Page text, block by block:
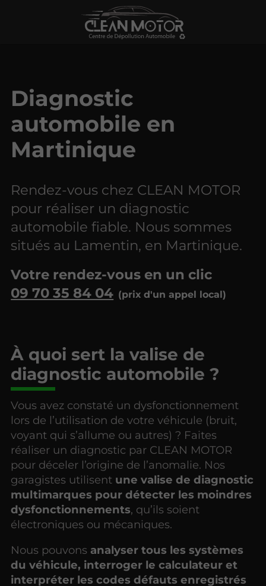
Diagnostic
automobile en
Martinique
Rendez-vous chez CLEAN MOTOR
pour réaliser un diagnostic
automobile fiable. Nous sommes
situés au Lamentin, en Martinique.
Votre rendez-vous en un clic
09 70 35 84 04
À quoi sert la valise de
diagnostic automobile ?
Vous avez constaté un dysfonctionnement
lors de l’utilisation de votre véhicule (bruit,
voyant qui s’allume ou autres) ? Faites
réaliser un diagnostic par CLEAN MOTOR
pour déceler l’origine de l’anomalie. Nos
garagistes utilisent une valise de diagnostic
multimarques pour détecter les moindres
dysfonctionnements, qu’ils soient
électroniques ou mécaniques.
Nous pouvons analyser tous les systèmes
du véhicule, interroger le calculateur et
interpréter les codes défauts enregistrés